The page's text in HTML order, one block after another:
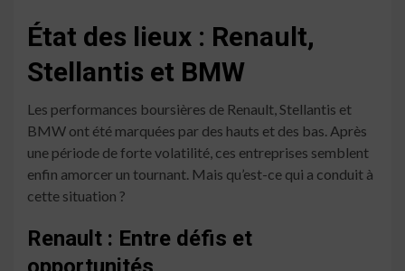
État des lieux : Renault,
Stellantis et BMW
Les performances boursières de Renault, Stellantis et
BMW ont été marquées par des hauts et des bas. Après
une période de forte volatilité, ces entreprises semblent
enfin amorcer un tournant. Mais qu’est-ce qui a conduit à
cette situation ?
Renault : Entre défis et